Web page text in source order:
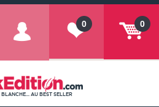
0
0
BLANCHE... AU BEST SELLER